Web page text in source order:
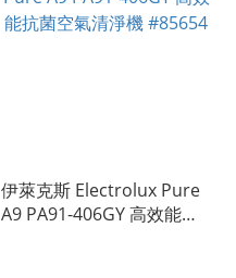
伊萊克斯 Electrolux Pure
A9 PA91-406GY 高效能抗